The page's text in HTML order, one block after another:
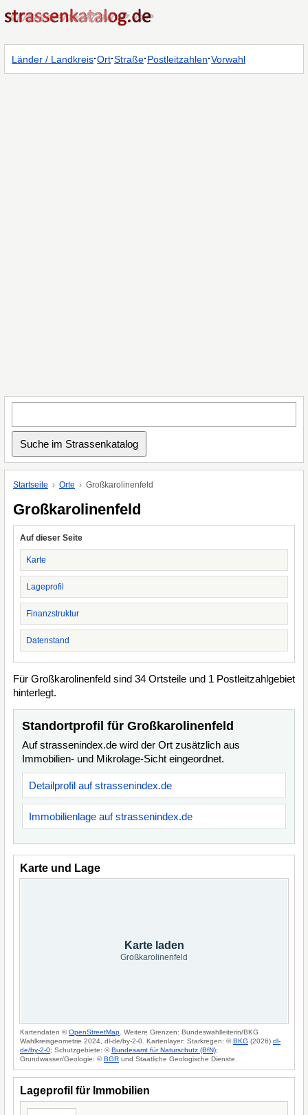
Länder / Landkreis·Ort·Straße·Postleitzahlen·Vorwahl
Startseite Orte Großkarolinenfeld
Großkarolinenfeld
Auf dieser Seite
Karte
Lageprofil
Finanzstruktur
Datenstand
Für Großkarolinenfeld sind 34 Ortsteile und 1 Postleitzahlgebiet
hinterlegt.
Standortprofil für Großkarolinenfeld
Auf strassenindex.de wird der Ort zusätzlich aus
Immobilien- und Mikrolage-Sicht eingeordnet.
Detailprofil auf strassenindex.de
Immobilienlage auf strassenindex.de
Karte und Lage
Karte laden
Großkarolinenfeld
Kartendaten ©OpenStreetMap . Weitere Grenzen: Bundeswahlleiterin/BKG
Wahlkreisgeometrie 2024, dl-de/by-2-0. Kartenlayer: Starkregen: ©BKG (2026) dl-
de/by-2-0; Schutzgebiete: ©Bundesamt für Naturschutz (BfN);
Grundwasser/Geologie: ©BGR und Staatliche Geologische Dienste.
Lageprofil für Immobilien